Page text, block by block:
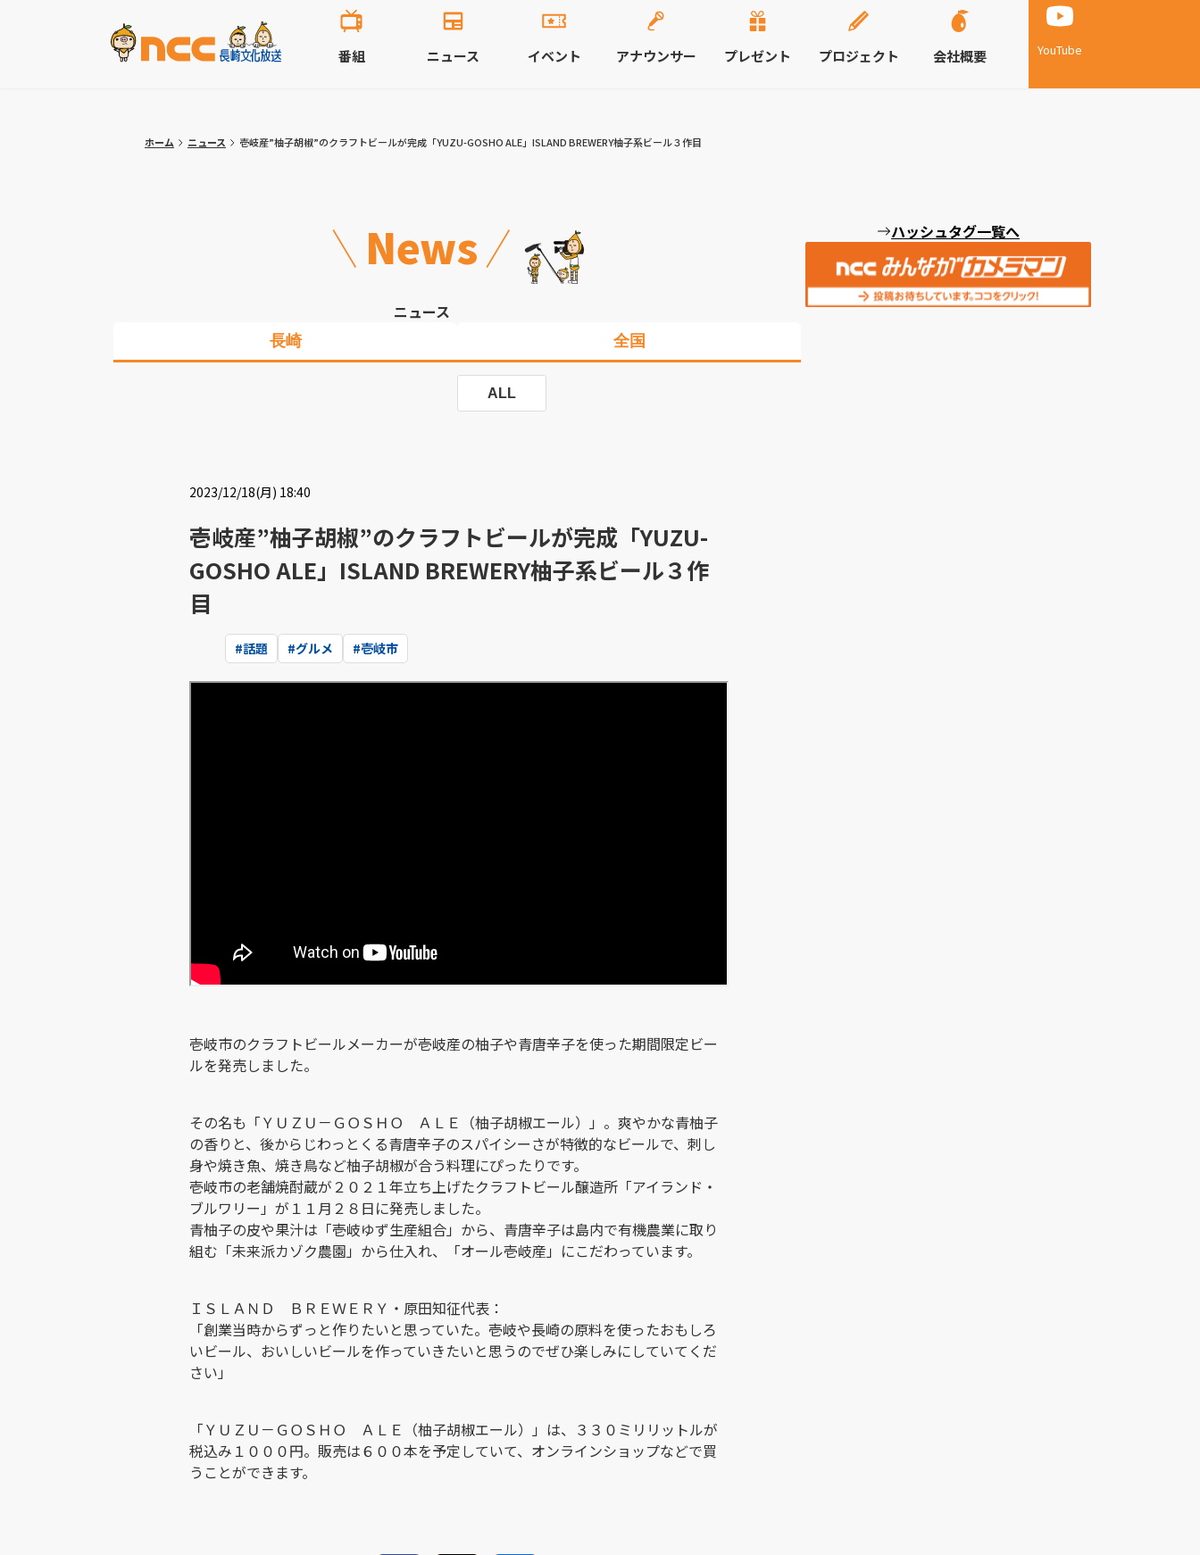
YouTube
番組 ニュース イベント アナウンサー プレゼント プロジェクト 会社概要
ホーム ニュース 壱岐産”柚子胡椒”のクラフトビールが完成「YUZU-GOSHO ALE」ISLAND BREWERY柚子系ビール３作目
News
ニュース
長崎 全国
ALL
2023/12/18(月) 18:40
壱岐産”柚子胡椒”のクラフトビールが完成「YUZU-
GOSHO ALE」ISLAND BREWERY柚子系ビール３作
目
#話題 #グルメ #壱岐市
壱岐市のクラフトビールメーカーが壱岐産の柚子や青唐辛子を使った期間限定ビー
ルを発売しました。
その名も「ＹＵＺＵ－ＧＯＳＨＯ ＡＬＥ（柚子胡椒エール）」。爽やかな青柚子
の香りと、後からじわっとくる青唐辛子のスパイシーさが特徴的なビールで、刺し
身や焼き魚、焼き鳥など柚子胡椒が合う料理にぴったりです。
壱岐市の老舗焼酎蔵が２０２１年立ち上げたクラフトビール醸造所「アイランド・
ブルワリー」が１１月２８日に発売しました。
青柚子の皮や果汁は「壱岐ゆず生産組合」から、青唐辛子は島内で有機農業に取り
組む「未来派カゾク農園」から仕入れ、「オール壱岐産」にこだわっています。
ＩＳＬＡＮＤ ＢＲＥＷＥＲＹ・原田知征代表：
「創業当時からずっと作りたいと思っていた。壱岐や長崎の原料を使ったおもしろ
いビール、おいしいビールを作っていきたいと思うのでぜひ楽しみにしていてくだ
さい」
「ＹＵＺＵ－ＧＯＳＨＯ ＡＬＥ（柚子胡椒エール）」は、３３０ミリリットルが
税込み１０００円。販売は６００本を予定していて、オンラインショップなどで買
うことができます。
ハッシュタグ一覧へ